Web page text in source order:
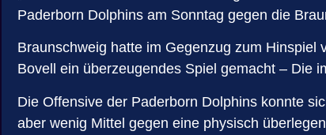
Paderborn Dolphins am Sonntag gegen die
Braunschweig hatte im Gegenzug zum Hinspiel
Bovell ein überzeugendes Spiel gemacht – Die
Die Offensive der Paderborn Dolphins konnte
aber wenig Mittel gegen eine physisch